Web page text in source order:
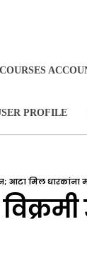
COURSES
PROFILE
आटा मिल धारकांना